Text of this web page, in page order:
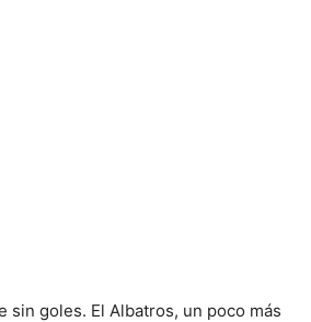
sin goles. El Albatros, un poco más